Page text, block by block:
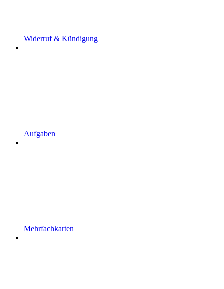
Widerruf & Kündigung
Aufgaben
Mehrfachkarten